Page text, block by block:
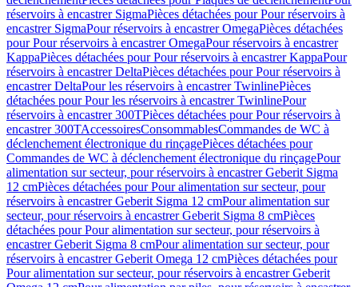
réservoirs à encastrer SigmaPièces détachées pour Pour réservoirs à
encastrer SigmaPour réservoirs à encastrer OmegaPièces détachées
pour Pour réservoirs à encastrer OmegaPour réservoirs à encastrer
KappaPièces détachées pour Pour réservoirs à encastrer KappaPour
réservoirs à encastrer DeltaPièces détachées pour Pour réservoirs à
encastrer DeltaPour les réservoirs à encastrer TwinlinePièces
détachées pour Pour les réservoirs à encastrer TwinlinePour
réservoirs à encastrer 300TPièces détachées pour Pour réservoirs à
encastrer 300TAccessoiresConsommablesCommandes de WC à
déclenchement électronique du rinçagePièces détachées pour
Commandes de WC à déclenchement électronique du rinçagePour
alimentation sur secteur, pour réservoirs à encastrer Geberit Sigma
12 cmPièces détachées pour Pour alimentation sur secteur, pour
réservoirs à encastrer Geberit Sigma 12 cmPour alimentation sur
secteur, pour réservoirs à encastrer Geberit Sigma 8 cmPièces
détachées pour Pour alimentation sur secteur, pour réservoirs à
encastrer Geberit Sigma 8 cmPour alimentation sur secteur, pour
réservoirs à encastrer Geberit Omega 12 cmPièces détachées pour
Pour alimentation sur secteur, pour réservoirs à encastrer Geberit